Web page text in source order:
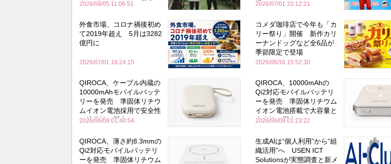
森のビアガーデンで実食
2026/08/05 11:06:51
場
2026/07/01 22:12:21
外食市場、コロナ禍後初め
て2019年超え 5月は3282
億円に
2026/07/01 16:24:15
コメダ珈琲店で今年も「カ
リー祭り」開催 新作カリ
ーナンドッグなど全6品が
季節限定で登場
2026/06/16 15:52:30
QIROCA、ケーブル内蔵の
10000mAhモバイルバッテ
リーを発売 準固体リチウ
ムイオン電池採用で安全性
と携帯性を両立
2026/06/09 01:40:54
QIROCA、10000mAhの
Qi2対応モバイルバッテリ
ーを発売 準固体リチウム
イオン電池搭載で大容量と
安全性を両立
2026/06/09 01:23:22
QIROCA、薄さ約8.3mmの
Qi2対応モバイルバッテリ
ーを発売 準固体リチウム
生成AIは“個人利用”から“組
織活用”へ USEN ICT
Solutionsが実態調査と新メ